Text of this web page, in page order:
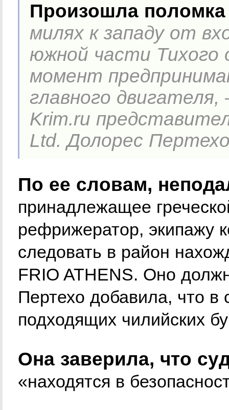
Произошла поломка
милях к западу от
южной части Тихого
момент
главного
Krim.ru
Ltd. Долорес
По ее словам,
принадлежащее
рефрижератор, экипажу
следовать в район
FRIO ATHENS. Оно
Пертехо добавила, что в
подходящих чилийских
Она заверила, что
«находятся в